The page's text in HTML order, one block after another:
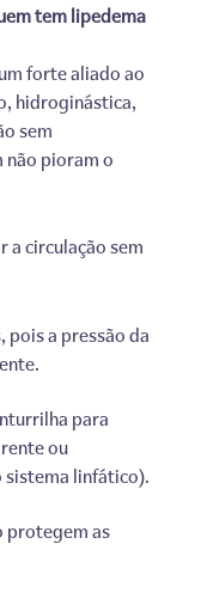
tem lipedema
forte aliado ao
hidroginástica,
sem
não pioram o
a circulação sem
pois a pressão da
para
ou
sistema linfático).
protegem as